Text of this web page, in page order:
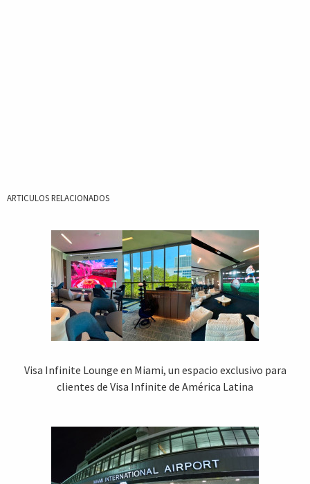
ARTICULOS RELACIONADOS
Visa Infinite Lounge en Miami, un espacio exclusivo para
clientes de Visa Infinite de América Latina